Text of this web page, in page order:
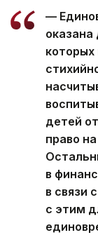
—
которых
детей
право
в
в связи
с этим